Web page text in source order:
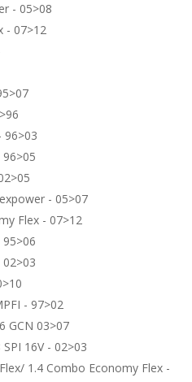
- 05>08
- 07>12
96>03
- 05>07
Flex - 07>12
- 97>02
GCN 03>07
16V - 02>03
1.4 Combo Economy Flex -